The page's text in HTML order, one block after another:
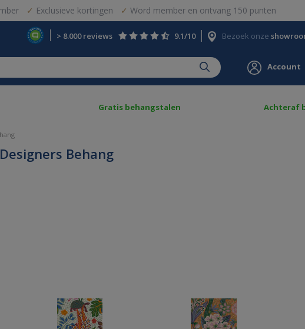
Exclusieve kortingen Word member en ontvang 150 punten
> 8.000 reviews 9.1/10 Bezoek onze
Account
Gratis behangstalen Achteraf
Behang